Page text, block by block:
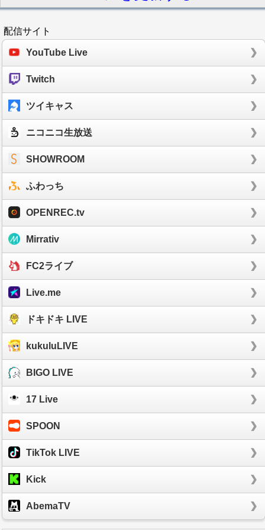
配信サイト
YouTube Live
Twitch
ツイキャス
ニコニコ生放送
SHOWROOM
ふわっち
OPENREC.tv
Mirrativ
FC2ライブ
Live.me
ドキドキ LIVE
kukuluLIVE
BIGO LIVE
17 Live
SPOON
TikTok LIVE
Kick
AbemaTV